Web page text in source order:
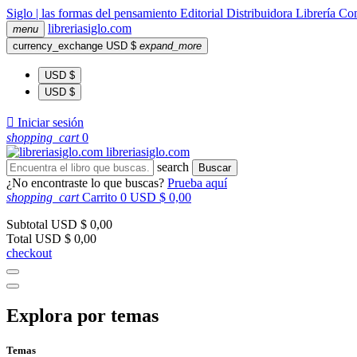
Siglo | las formas del pensamiento Editorial Distribuidora Librería
menu libreriasiglo.com
currency_exchange USD $ expand_more
USD $
USD $
 Iniciar sesión
shopping_cart 0
libreriasiglo.com
search
Buscar
¿No encontraste lo que buscas? Prueba aquí
shopping_cart Carrito 0 USD $ 0,00
Subtotal USD $ 0,00
Total USD $ 0,00
checkout
Explora por temas
Temas